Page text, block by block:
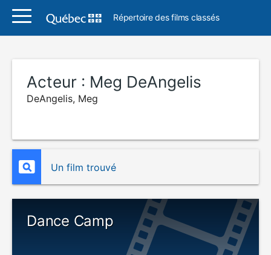
Répertoire des films classés
Acteur : Meg DeAngelis
DeAngelis, Meg
Un film trouvé
Dance Camp